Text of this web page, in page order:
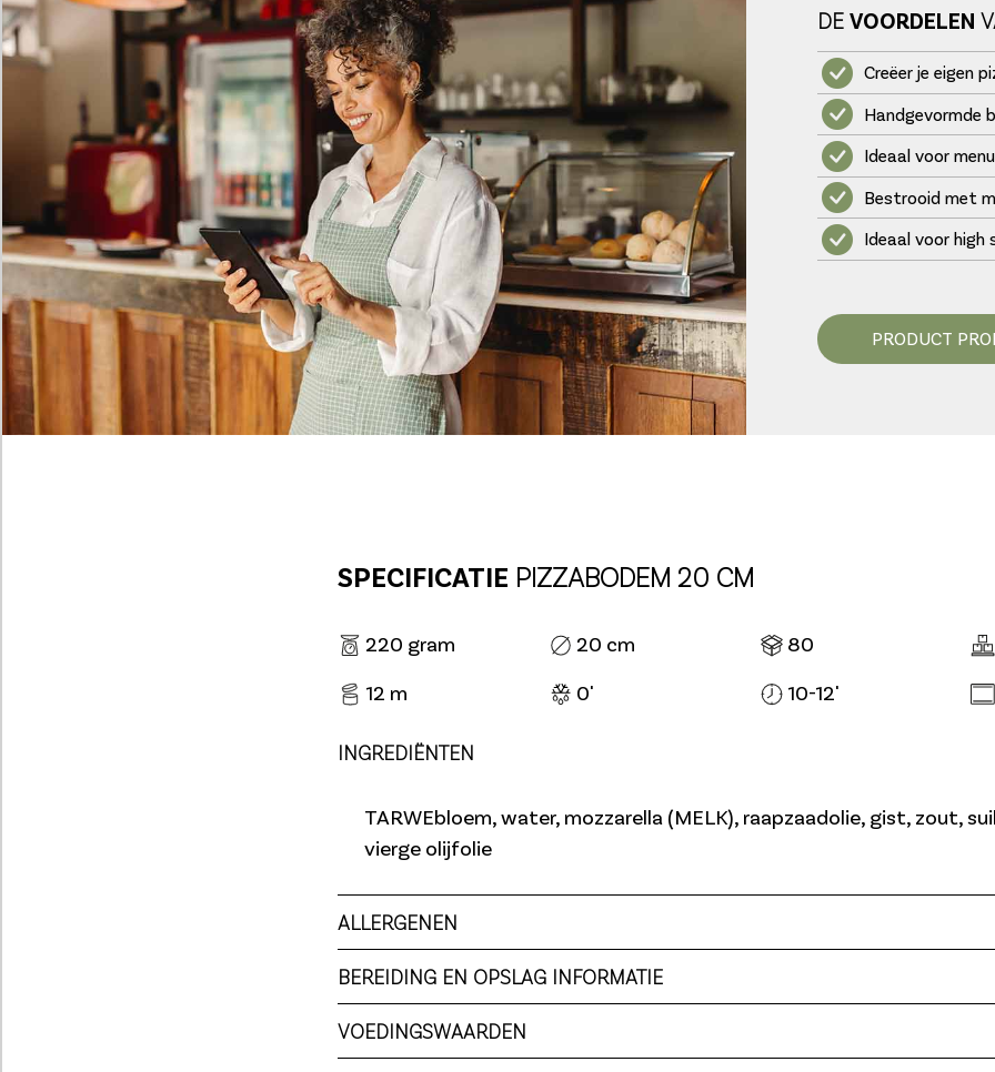
DE VOORDELEN
Creëer je eigen
Handgevormde
Ideaal voor
Bestrooid met
Ideaal voor high
PRODUCT
SPECIFICATIE PIZZABODEM 20 CM
220 gram 20 cm 80
12 m
0' 10-12'
INGREDIËNTEN
TARWEbloem, water, mozzarella (MELK), raapzaadolie, gist, zout,
vierge olijfolie
ALLERGENEN
BEREIDING EN OPSLAG INFORMATIE
VOEDINGSWAARDEN